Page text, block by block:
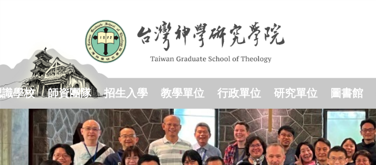
區
學校 師資團隊 招生入學 教學單位 行政單位 研究單位 圖書館